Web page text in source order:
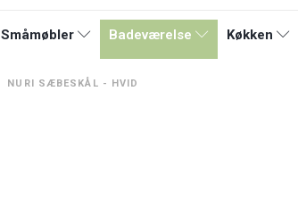
Småmøbler Badeværelse Køkken
NURI SÆBESKÅL - HVID